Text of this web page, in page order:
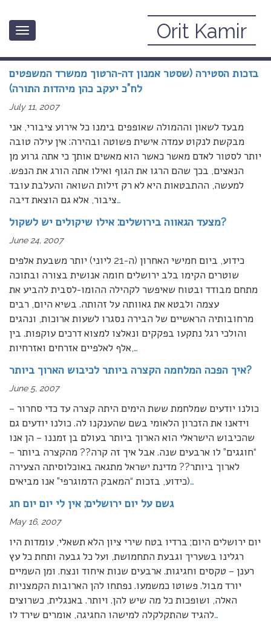
Toggle
Orit Kamir
שברירים (על דא והא)
בזכות הסטירה (שסטר אמנון דה-הרטוך ממשרד המשפטים
לח”כ יעקב כהן מיהדות התורה)
July 11, 2007
מבעד לשאון וההמולה שאופפים בימנו כל אירוע ציבורי, אני
מבקשת לנקוט עמדה אישית פשוטה ובהירה: אין עילה טובה
יותר לסטור לאדם מאשר כאשר הוא מאשים אותך כי אתה גרוע מן
הנאצים, בכך שהם הרגו את הגוף ואילו אתה הורג את הנפש.
למעשה, ההתבטאות היא לא רק זילות השואה והעלבת עובד
ציבור, אלא גם הוצאת דיבה…
מצעד הגאווה בירושלים: אילו שיקולים יש לשקול?
June 24, 2007
כידוע, ביום חמישי האחרון (ה-21 ליוני) יותר משבעת אלפים
שוטרים הקימו בלב ירושלים חומה אנושית בצורה ובתוכה
מתחם מבודד ובטוח שאיפשר לקהילה ההומו-לסבית להביע את
עצמה ולבטא את גאוותה על זהותה. בשיא היום, רבים
מרחובותיה הראשיים של הבירה נסגרו לשעות ארוכות, ונהגים
והולכי רגל נתקעו בפקקים ונאלצו למצוא דרכים עוקפות. בין
אלף לאלפיים אזרחים ואזרחיות,…
איך הפכה המלחמה הקצרה ביותר לכיבוש הארוך ביותר?
June 5, 2007
כולנו יודעים שמלחמת ששת הימים היתה קצרה עד כדי סחרור –
וידאנו את הזכרון הלאומי בשם שהענקנו לה. כולנו יודעים גם
שהכיבוש הישראלי הוא הארוך ביותר בעולם בן זמננו – הן אנו
“חוגגים” לו ארבעים שנה. אבל איך זה קרה?? מהקצרה ביותר –
לארוך ביותר?? מדינת ישראל מתגאה באוכלוסיתה הצעירה
(כידוע, בזכות “המאבק הדמוגרפי” אנו מביאים…
גשם על יום ירושלים; אין לי יום יום חג
May 16, 2007
יום ירושלים היום; ברדיו בטח שירי ציון הלא תשאלי, עומדות היו
רגלינו בשעריך וגבעת התחמושת, ועל כל גבעה ותחת כל עץ
רענן – טקסים וחגיגות. ארבעים שנות איחוד ונצח. ומן השמיים
יורד מבול. פשוטו כמשמעו. נפתחו להן הארובות הקמצניות
האלה, ושופכות כל מה שיש להן. ויותר. באנגלית, כשרוצים
להגיד שהתקלקלה למישהו החגיגה, אומרים שירד לו…